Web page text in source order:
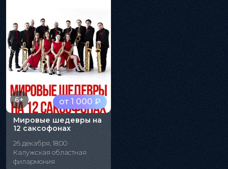
от 1 000 ₽
6+
Мировые шедевры на
12 саксофонах
26 декабря, 18:00
Калужская областная
филармония